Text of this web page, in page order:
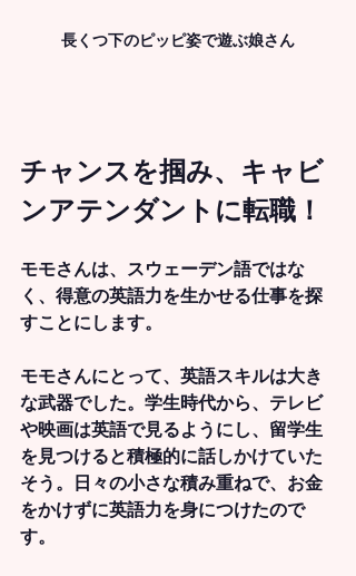
長くつ下のピッピ姿で遊ぶ娘さん
チャンスを掴み、キャビ
ンアテンダントに転職！
モモさんは、スウェーデン語ではな
く、得意の英語力を生かせる仕事を探
すことにします。
モモさんにとって、英語スキルは大き
な武器でした。学生時代から、テレビ
や映画は英語で見るようにし、留学生
を見つけると積極的に話しかけていた
そう。日々の小さな積み重ねで、お金
をかけずに英語力を身につけたので
す。